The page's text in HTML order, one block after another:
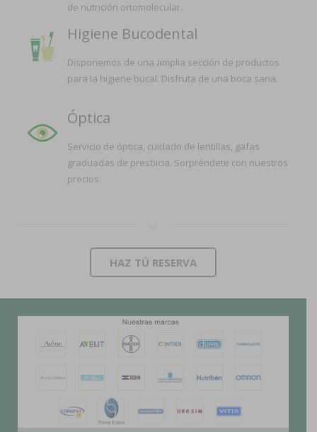
de nutrición ortomolecular.
Higiene Bucodental
Disponemos de una amplia sección de productos
para la higiene bucal. Disfruta de una boca sana.
Óptica
Servicio de óptica, cuidado de lentillas, gafas
graduadas de presbicia. Sorpréndete con nuestros
precios.
HAZ TÚ RESERVA